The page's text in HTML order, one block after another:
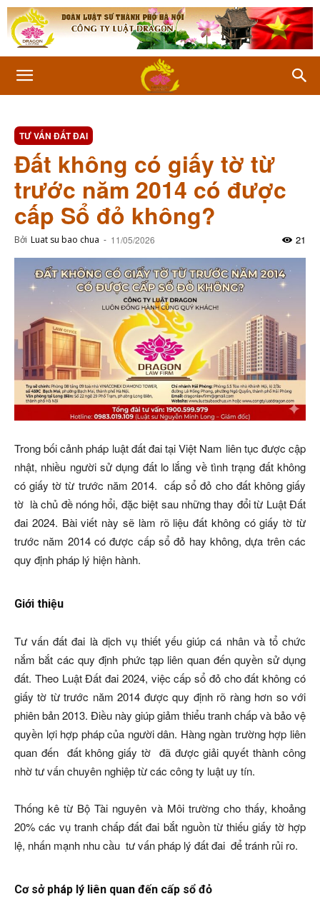
TƯ VẤN ĐẤT ĐAI
Đất không có giấy tờ từ
trước năm 2014 có được
cấp Sổ đỏ không?
Bởi Luat su bao chua - 11/05/2026 21
Trong bối cảnh pháp luật đất đai tại Việt Nam liên tục được cập
nhật, nhiều người sử dụng đất lo lắng về tình trạng đất không
có giấy tờ từ trước năm 2014. cấp sổ đỏ cho đất không giấy
tờ là chủ đề nóng hổi, đặc biệt sau những thay đổi từ Luật Đất
đai 2024. Bài viết này sẽ làm rõ liệu đất không có giấy tờ từ
trước năm 2014 có được cấp sổ đỏ hay không, dựa trên các
quy định pháp lý hiện hành.
Giới thiệu
Tư vấn đất đai là dịch vụ thiết yếu giúp cá nhân và tổ chức
nắm bắt các quy định phức tạp liên quan đến quyền sử dụng
đất. Theo Luật Đất đai 2024, việc cấp sổ đỏ cho đất không có
giấy tờ từ trước năm 2014 được quy định rõ ràng hơn so với
phiên bản 2013. Điều này giúp giảm thiểu tranh chấp và bảo vệ
quyền lợi hợp pháp của người dân. Hàng ngàn trường hợp liên
quan đến đất không giấy tờ đã được giải quyết thành công
nhờ tư vấn chuyên nghiệp từ các công ty luật uy tín.
Thống kê từ Bộ Tài nguyên và Môi trường cho thấy, khoảng
20% các vụ tranh chấp đất đai bắt nguồn từ thiếu giấy tờ hợp
lệ, nhấn mạnh nhu cầu tư vấn pháp lý đất đai để tránh rủi ro.
Cơ sở pháp lý liên quan đến cấp sổ đỏ